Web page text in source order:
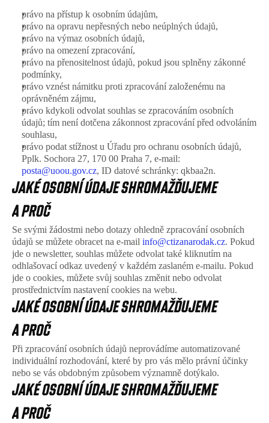
právo na přístup k osobním údajům,
právo na opravu nepřesných nebo neúplných údajů,
právo na výmaz osobních údajů,
právo na omezení zpracování,
právo na přenositelnost údajů, pokud jsou splněny zákonné
podmínky,
právo vznést námitku proti zpracování založenému na
oprávněném zájmu,
právo kdykoli odvolat souhlas se zpracováním osobních
údajů; tím není dotčena zákonnost zpracování před odvoláním
souhlasu,
právo podat stížnost u Úřadu pro ochranu osobních údajů,
posta@uoou.gov.cz, ID datové schránky: qkbaa2n.
JAKÉ OSOBNÍ ÚDAJE SHROMAŽĎUJEME
A PROČ
Se svými žádostmi nebo dotazy ohledně zpracování osobních
údajů se můžete obracet na e-mail info@ctizanarodak.cz. Pokud
jde o newsletter, souhlas můžete odvolat také kliknutím na
odhlašovací odkaz uvedený v každém zaslaném e-mailu. Pokud
jde o cookies, můžete svůj souhlas změnit nebo odvolat
prostřednictvím nastavení cookies na webu.
JAKÉ OSOBNÍ ÚDAJE SHROMAŽĎUJEME
A PROČ
Při zpracování osobních údajů neprovádíme automatizované
individuální rozhodování, které by pro vás mělo právní účinky
nebo se vás obdobným způsobem významně dotýkalo.
JAKÉ OSOBNÍ ÚDAJE SHROMAŽĎUJEME
A PROČ